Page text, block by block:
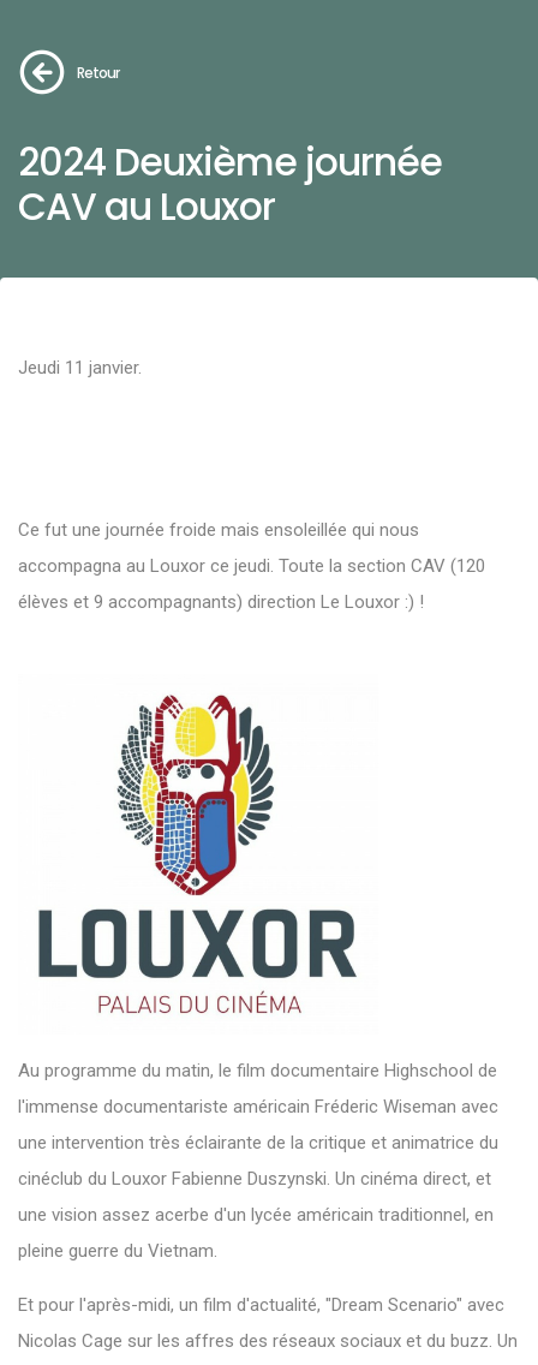
Retour
2024 Deuxième journée
CAV au Louxor
Jeudi 11 janvier.
Ce fut une journée froide mais ensoleillée qui nous
accompagna au Louxor ce jeudi. Toute la section CAV (120
élèves et 9 accompagnants) direction Le Louxor :) !
Au programme du matin, le film documentaire Highschool de
l'immense documentariste américain Fréderic Wiseman avec
une intervention très éclairante de la critique et animatrice du
cinéclub du Louxor Fabienne Duszynski. Un cinéma direct, et
une vision assez acerbe d'un lycée américain traditionnel, en
pleine guerre du Vietnam.
Et pour l'après-midi, un film d'actualité, "Dream Scenario" avec
Nicolas Cage sur les affres des réseaux sociaux et du buzz. Un